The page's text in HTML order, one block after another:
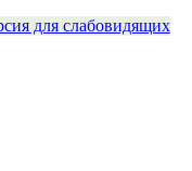
для слабовидящих